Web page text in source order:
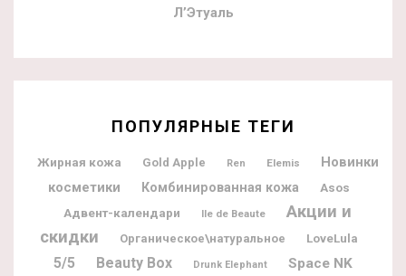
Л’Этуаль
ПОПУЛЯРНЫЕ ТЕГИ
Жирная кожа Gold Apple Ren Elemis
Новинки
косметики
Комбинированная кожа Asos
Адвент-календари Ile de Beaute
Акции и
скидки
Органическое\натуральное LoveLula
5/5 Beauty Box Drunk Elephant Space NK